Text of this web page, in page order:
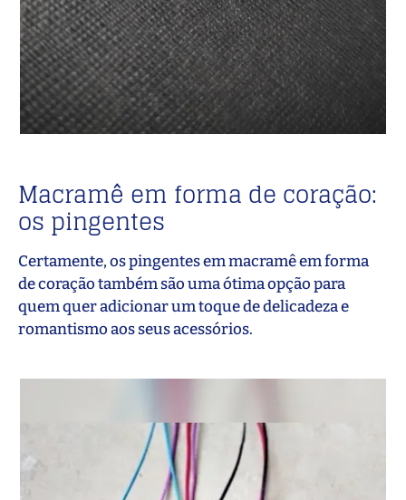
Macramê em forma de coração:
os pingentes
Certamente, os pingentes em macramê em forma
de coração também são uma ótima opção para
quem quer adicionar um toque de delicadeza e
romantismo aos seus acessórios.